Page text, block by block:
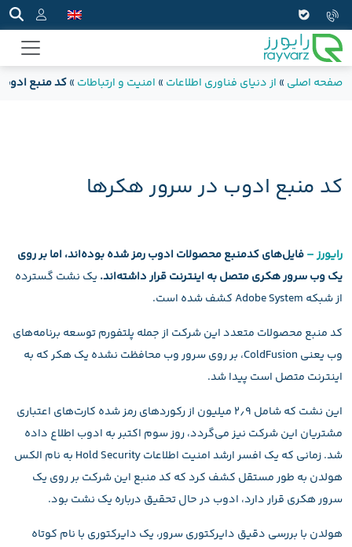
صفحه اصلی » از دنیای فناوری اطلاعات » امنیت و ارتباطات »کد منبع
کد منبع ادوب در سرور هکرها
رایورز –فایل‌های کدمنبع محصولات ادوب رمز شده بوده‌اند، اما بر روی
یک وب‌ سرور هکری متصل به اینترنت قرار داشته‌اند. یک نشت گسترده
از شبکه Adobe System کشف شده است.
کد منبع محصولات متعدد این شرکت از جمله پلتفورم توسعه برنامه‌های
وب یعنی ColdFusion، بر روی سرور وب محافظت نشده یک هکر که به
اینترنت متصل است پیدا شد.
این نشت که شامل ۲٫۹ میلیون از رکوردهای رمز شده کارت‌های اعتباری
مشتریان این شرکت نیز می‌گردد، روز سوم اکتبر به ادوب اطلاع داده
شد. زمانی که یک افسر ارشد امنیت اطلاعات Hold Security به نام الکس
هولدن به طور مستقل کشف کرد که کد منبع این شرکت بر روی یک
سرور هکری قرار دارد، ادوب در حال تحقیق درباره یک نشت بود.
هولدن با بررسی دقیق دایرکتوری سرور، یک دایرکتوری با نام کوتاه